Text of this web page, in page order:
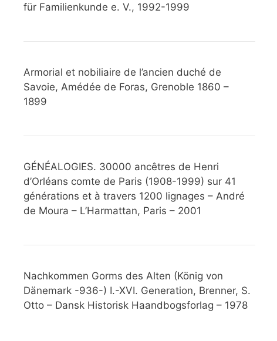
für Familienkunde e. V., 1992-1999
Armorial et nobiliaire de l’ancien duché de
Savoie, Amédée de Foras, Grenoble 1860 –
1899
GÉNÉALOGIES. 30000 ancêtres de Henri
d’Orléans comte de Paris (1908-1999) sur 41
générations et à travers 1200 lignages – André
de Moura – L’Harmattan, Paris – 2001
Nachkommen Gorms des Alten (König von
Dänemark -936-) I.-XVI. Generation, Brenner, S.
Otto – Dansk Historisk Haandbogsforlag – 1978